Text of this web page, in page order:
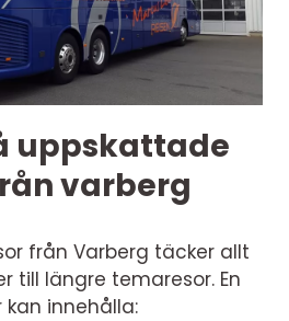
uppskattade
varberg
från Varberg täcker allt
till längre temaresor. En
kan innehålla: